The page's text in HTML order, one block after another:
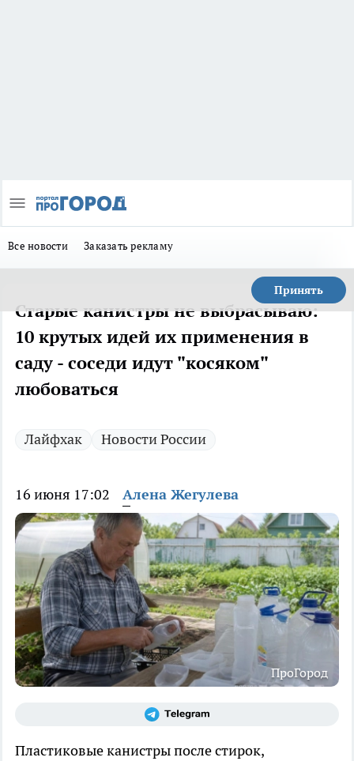
Все новости Заказать рекламу
Принять
Старые канистры не выбрасываю:
10 крутых идей их применения в
саду - соседи идут "косяком"
любоваться
Лайфхак Новости России
16 июня 17:02 Алена Жегулева
ПроГород
Пластиковые канистры после стирок,